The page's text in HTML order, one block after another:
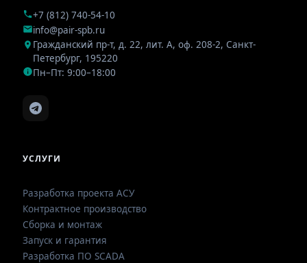
+7 (812) 740-54-10
info@pair-spb.ru
Гражданский пр-т, д. 22, лит. А, оф. 208-2, Санкт-
Петербург, 195220
Пн–Пт: 9:00–18:00
УСЛУГИ
Разработка проекта АСУ
Контрактное производство
Сборка и монтаж
Запуск и гарантия
Разработка ПО SCADA